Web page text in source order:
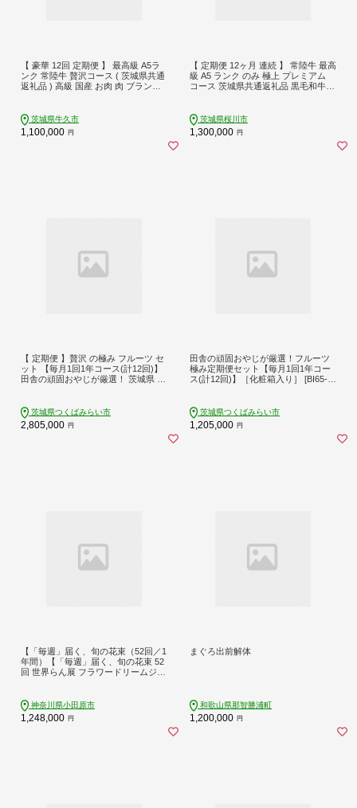
【 豪華 12回 定期便 】 最高級 A5ラ
ンク 常陸牛 贅沢コース ( 茨城県共通
返礼品 ) 高級 国産 お肉 肉 ブランド
ぶ すき焼き
茨城県牛久市
1,100,000 円
【 定期便 12ヶ月 連続 】 常陸牛 最高
級 A5 ランク のみ 極上 プレミアム
コース 茨城県共通返礼品 黒毛和牛
茨城県桜川市
1,300,000 円
【 定期便 】贅沢 の極み フルーツ セ
ット 【毎月1回1年コース(計12回)】
田舎の頑固おやじが厳選！ 茨城県 厳
お歳暮 御歳暮 お中元 御中元 [BI231-
NT]
茨城県つくばみらい市
2,805,000 円
田舎の頑固おやじが厳選！フルーツ
極み定期便セット【毎月1回1年コー
ス(計12回)】［化粧箱入り］ [BI65-N
茨城県つくばみらい市
1,205,000 円
【「毎週」届く、旬の花束（52回／1
年間）【「毎週」届く、旬の花束 52
回 世界らん展 フラワードリームジャ
フラワーライフ 神奈川県 小田原市
】
神奈川県小田原市
1,248,000 円
まぐろ出前解体
和歌山県那智勝浦町
1,200,000 円